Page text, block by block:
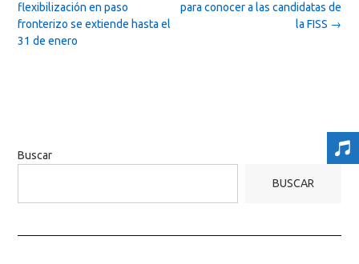
navigation
para conocer a las candidatas de
la FISS →
flexibilización en paso
fronterizo se extiende hasta el
31 de enero
Buscar
BUSCAR